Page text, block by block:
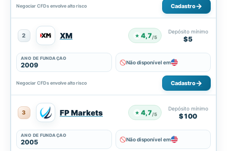
Negociar CFDs envolve alto risco Cadastro
2 XM ★ 4,7/5
Depósito mínimo
$5
ANO DE FUNDAÇÃO
2009 Não disponível em
Negociar CFDs envolve alto risco Cadastro
3 FP Markets ★ 4,7/5
Depósito mínimo
$100
ANO DE FUNDAÇÃO
2005 Não disponível em